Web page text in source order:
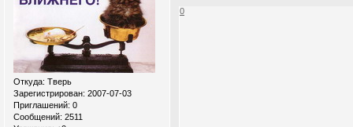
Откуда: Тверь
Зарегистрирован: 2007-07-03
Приглашений: 0
Сообщений: 2511
0